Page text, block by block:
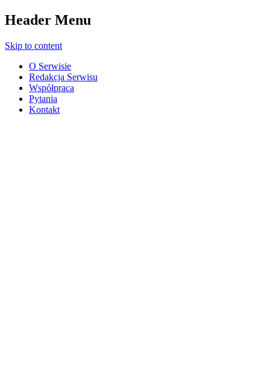
Header Menu
Skip to content
O Serwisie
Redakcja Serwisu
Współpraca
Pytania
Kontakt